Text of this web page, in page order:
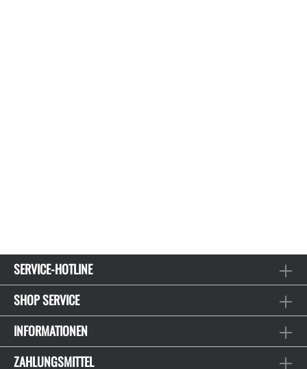
SERVICE-HOTLINE
SHOP SERVICE
INFORMATIONEN
ZAHLUNGSMITTEL